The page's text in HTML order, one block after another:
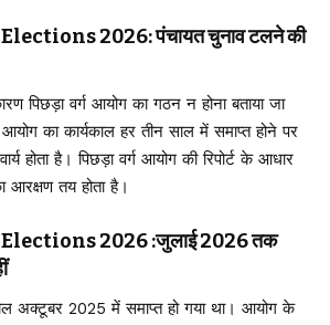
2026: पंचायत चुनाव टलने की
पिछड़ा वर्ग आयोग का गठन न होना बताया जा
का कार्यकाल हर तीन साल में समाप्त होने पर
होता है। पिछड़ा वर्ग आयोग की रिपोर्ट के आधार
आरक्षण तय होता है।
2026 :जुलाई 2026 तक
अक्टूबर 2025 में समाप्त हो गया था। आयोग के